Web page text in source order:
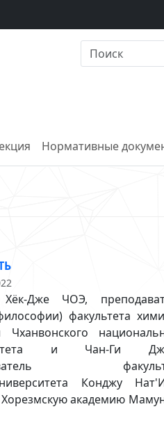
Нормативные
Хёк-Дже ЧОЭ,
факультета
Чханвонского
и Чан-Ги
Конджу
академию